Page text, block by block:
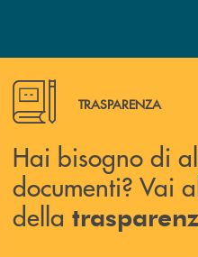
Hai bisogno di alcuni
TRASPARENZA
Hai bisogno di
documenti? Vai
della